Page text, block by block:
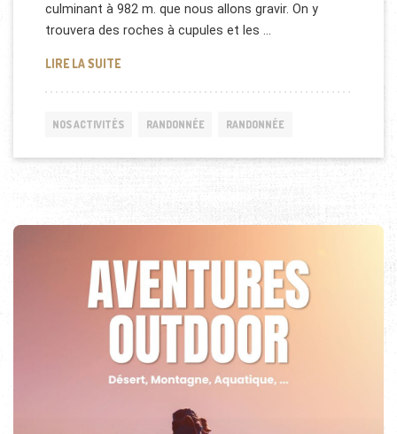
culminant à 982 m. que nous allons gravir. On y
trouvera des roches à cupules et les …
LIRE LA SUITERANDONNÉE HOHNACK (ALSACE, VOSGES)
NOS ACTIVITÉS RANDONNÉE RANDONNÉE